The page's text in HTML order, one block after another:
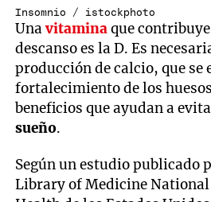
Insomnio / istockphoto
Unavitaminaque
descanso es la D. Es
producción de calcio, que se
fortalecimiento de los
beneficios que ayudan a
sueño.
Según un estudio publicado
Library of Medicine